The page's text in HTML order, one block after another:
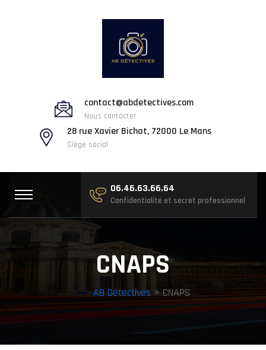
contact@abdetectives.com
Nous contacter
28 rue Xavier Bichat, 72000 Le Mans
Siège social
06.46.63.66.64
Confidentialité et secret professionnel
CNAPS
AB Détectives> CNAPS